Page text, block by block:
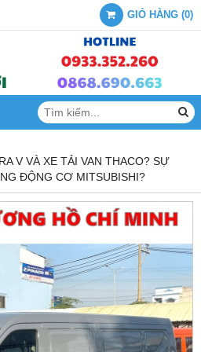
GIỎ HÀNG (0)
V VÀ XE TẢI VAN THACO? SỰ
ĐỘNG CƠ MITSUBISHI?